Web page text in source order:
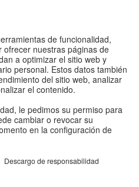
Institut: